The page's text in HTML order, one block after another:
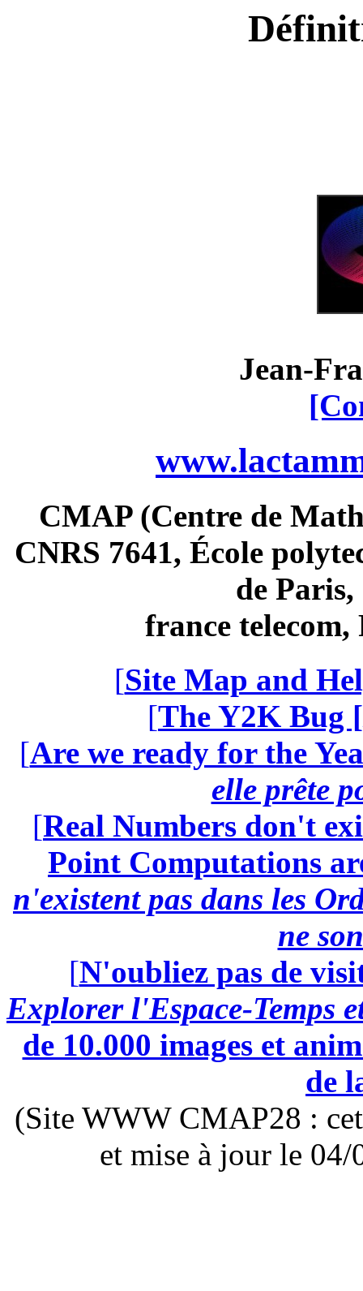
Jean-
CMAP (Centre de
CNRS 7641, École
de
france telecom,
[Site Map and
[The Y2K Bug [
[Are we ready for the
elle prête
[Real Numbers don't
Point Computations
n'existent pas dans les
ne
[N'oubliez pas de
Explorer l'Espace-Temps
de 10.000 images et
de
(Site WWW CMAP28 :
et mise à jour le